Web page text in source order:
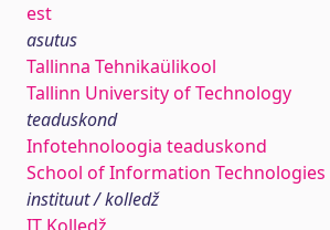
est
asutus
Tallinna Tehnikaülikool
Tallinn University of Technology
teaduskond
Infotehnoloogia teaduskond
School of Information Technologies
instituut / kolledž